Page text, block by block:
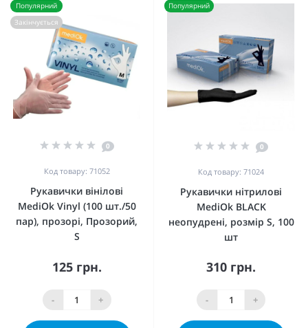
Популярний
Закінчується
0
Код товару: 71052
Рукавички вінілові
MediOk Vinyl (100 шт./50
пар), прозорі, Прозорий,
S
125 грн.
- +
Популярний
0
Код товару: 71024
Рукавички нітрилові
MediOk BLACK
неопудрені, розмір S, 100
шт
310 грн.
- +